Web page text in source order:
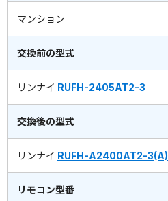
マンション
交換前の型式
リンナイ RUFH-2405AT2-3
交換後の型式
リンナイ RUFH-A2400AT2-3(A)
リモコン型番